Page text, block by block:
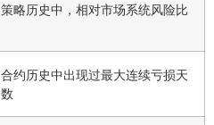
策略历史中，相对市场系统风险比
合约历史中出现过最大连续亏损天
数